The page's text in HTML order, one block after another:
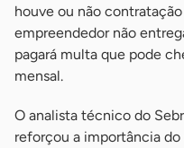
houve ou não
empreendedor não
pagará multa que pode
mensal.
O analista técnico do
reforçou a importância